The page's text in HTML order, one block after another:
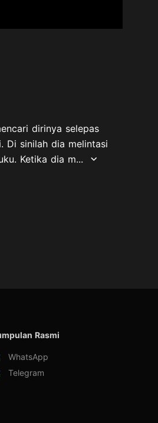
dirinya selepas
Di sinilah dia melintasi
Ketika dia m...
Rasmi
WhatsApp
Telegram